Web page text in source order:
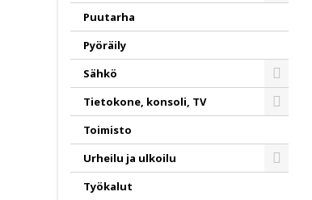
Puutarha
Pyöräily
Sähkö
Toggle
Tietokone, konsoli, TV
Toimisto
Urheilu ja ulkoilu
Työkalut